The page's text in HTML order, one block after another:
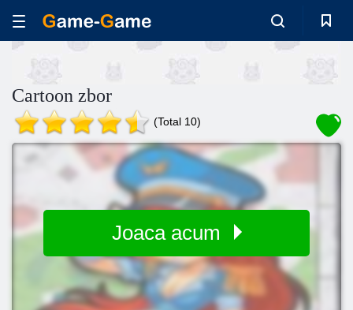
Cartoon zbor
(Total 10)
Joaca acum